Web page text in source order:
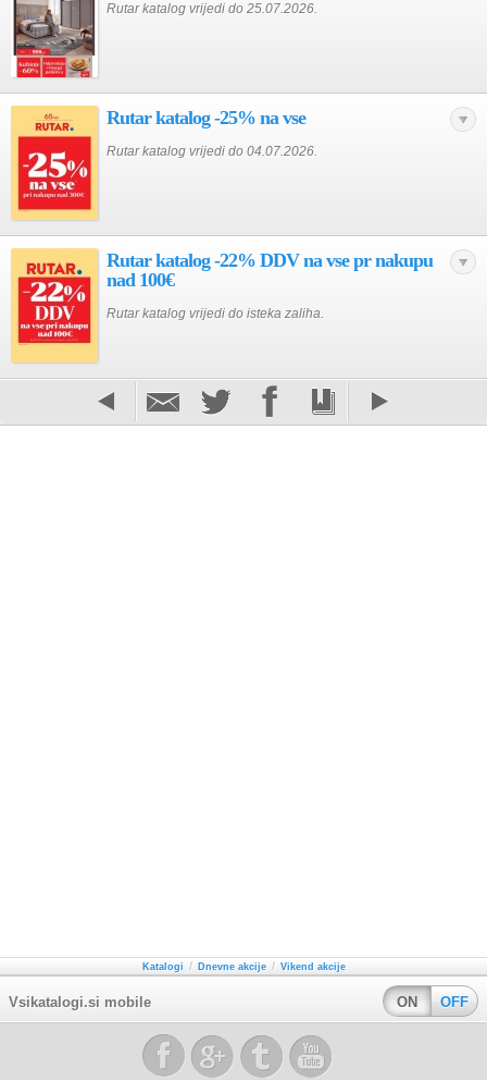
Rutar katalog vrijedi do 25.07.2026.
Rutar katalog -25% na vse
Rutar katalog vrijedi do 04.07.2026.
Rutar katalog -22% DDV na vse pr nakupu
nad 100€
Rutar katalog vrijedi do isteka zaliha.
Katalogi / Dnevne akcije / Vikend akcije
Vsikatalogi.si mobile ON OFF